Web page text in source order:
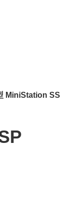
MiniStation SS